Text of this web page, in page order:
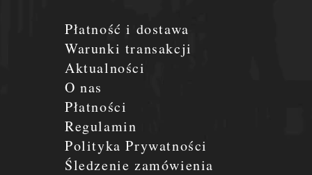
Płatność i dostawa
Warunki transakcji
Aktualności
O nas
Płatności
Regulamin
Polityka Prywatności
Śledzenie zamówienia